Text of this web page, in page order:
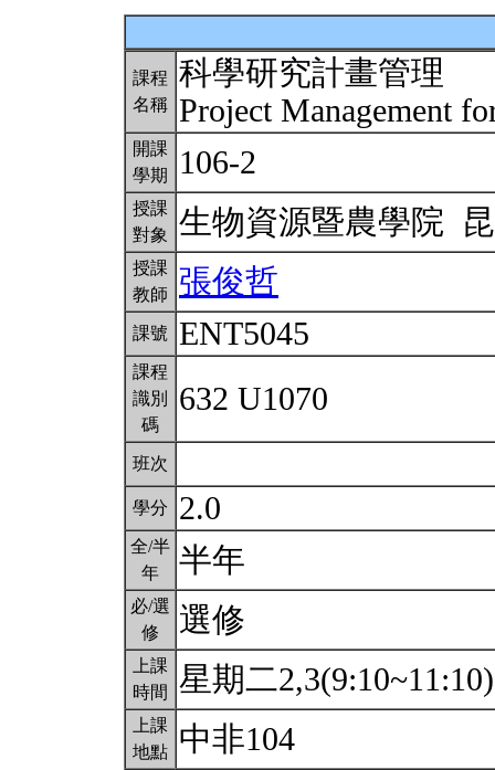
課程
名稱
科學研究計畫管理
Project Management
開課
學期
106-2
授課
對象
生物資源暨農學院
授課
教師
張俊哲
課號 ENT5045
課程
識別
碼
632 U1070
班次
學分 2.0
全/半
年
半年
必/選
修
選修
上課
時間
星期二
上課
地點
中非104